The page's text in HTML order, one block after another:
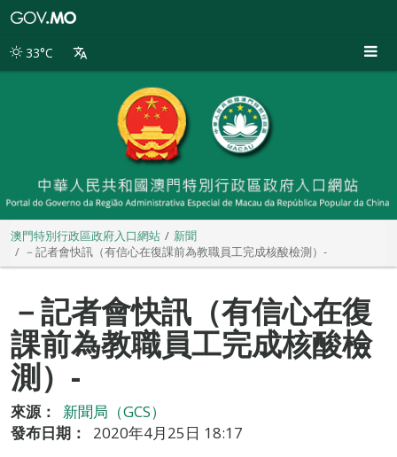
別
33°C
澳門特別行政區政府入口網站
新聞
－記者會快訊（有信心在復課前為教職員工完成核酸檢測）-
－記者會快訊（有信心在復
課前為教職員工完成核酸檢
測）-
來源：
新聞局（GCS）
發布日期：
2020年4月25日 18:17